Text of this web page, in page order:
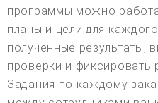
программы можно
планы и цели для
полученные результаты,
проверки и фиксировать
Задания по каждому